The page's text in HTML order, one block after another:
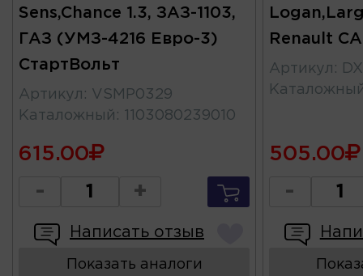
Sens,Chance 1.3, ЗАЗ-1103,
ГАЗ (УМЗ-4216 Евро-3)
СтартВольт
Артикул : VSMP0329
Каталожный : 1103080239010
615.00
- +
Написать отзыв
Показать аналоги
Renault
Артикул :
505.00
-